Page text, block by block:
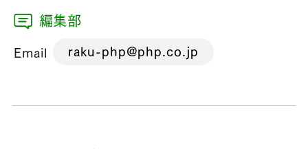
編集部
Email raku-php@php.co.jp